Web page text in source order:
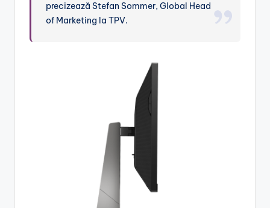
precizează Stefan Sommer, Global Head
of Marketing la TPV.